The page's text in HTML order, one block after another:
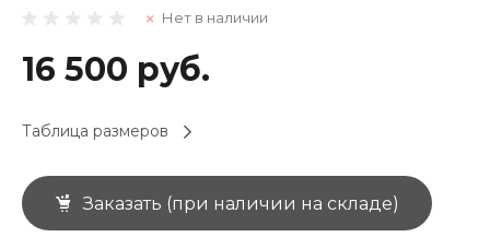
Нет в наличии
16 500 руб.
Таблица размеров
Заказать (при наличии на складе)